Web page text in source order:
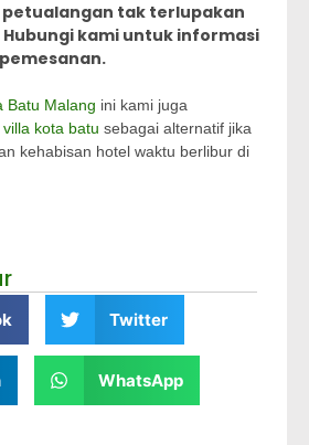
petualangan tak terlupakan
kami untuk informasi
Batu Malang ini kami juga
kota batu sebagai alternatif jika
kehabisan hotel waktu berlibur di
Twitter
WhatsApp